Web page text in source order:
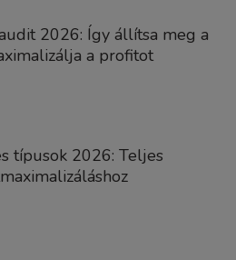
2026: Így állítsa meg a
a profitot
típusok 2026: Teljes